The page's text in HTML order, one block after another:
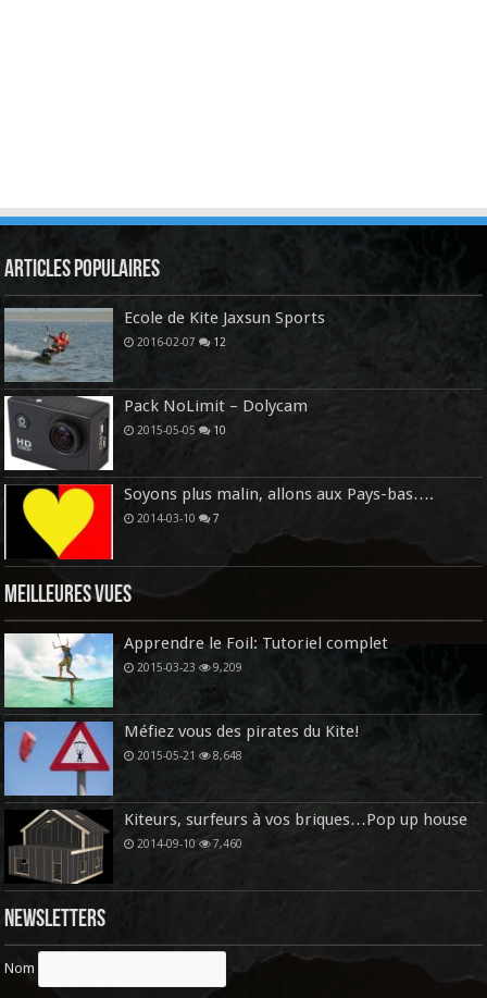
Articles Populaires
Ecole de Kite Jaxsun Sports
2016-02-07 12
Pack NoLimit – Dolycam
2015-05-05 10
Soyons plus malin, allons aux Pays-bas….
2014-03-10 7
Meilleures vues
Apprendre le Foil: Tutoriel complet
2015-03-23 9,209
Méfiez vous des pirates du Kite!
2015-05-21 8,648
Kiteurs, surfeurs à vos briques…Pop up house
2014-09-10 7,460
Newsletters
Nom